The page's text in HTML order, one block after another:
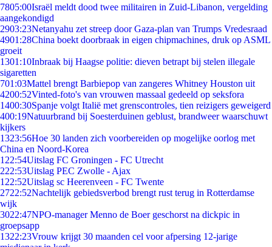
7805:00Israël meldt dood twee militairen in Zuid-Libanon, vergelding
aangekondigd
2903:23Netanyahu zet streep door Gaza-plan van Trumps Vredesraad
4901:28China boekt doorbraak in eigen chipmachines, druk op ASML
groeit
1301:10Inbraak bij Haagse politie: dieven betrapt bij stelen illegale
sigaretten
701:03Mattel brengt Barbiepop van zangeres Whitney Houston uit
4200:52Vinted-foto's van vrouwen massaal gedeeld op seksfora
1400:30Spanje volgt Italië met grenscontroles, tien reizigers geweigerd
400:19Natuurbrand bij Soesterduinen geblust, brandweer waarschuwt
kijkers
1323:56Hoe 30 landen zich voorbereiden op mogelijke oorlog met
China en Noord-Korea
1 22:54Uitslag FC Groningen - FC Utrecht
222:53Uitslag PEC Zwolle - Ajax
1 22:52Uitslag sc Heerenveen - FC Twente
2722:52Nachtelijk gebiedsverbod brengt rust terug in Rotterdamse
wijk
3022:47NPO-manager Menno de Boer geschorst na dickpic in
groepsapp
1322:23Vrouw krijgt 30 maanden cel voor afpersing 12-jarige